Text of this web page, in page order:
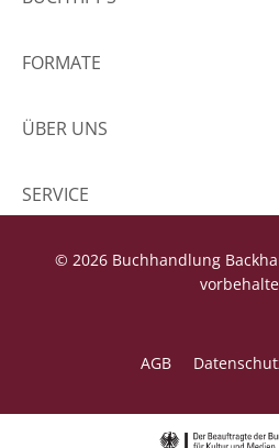
FORMATE
ÜBER UNS
SERVICE
© 2026 Buchhandlung
AGB